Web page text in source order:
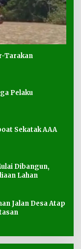
Tarakan
Pelaku
Sekatak AAA
Dibangun,
Lahan
Jalan Desa Atap